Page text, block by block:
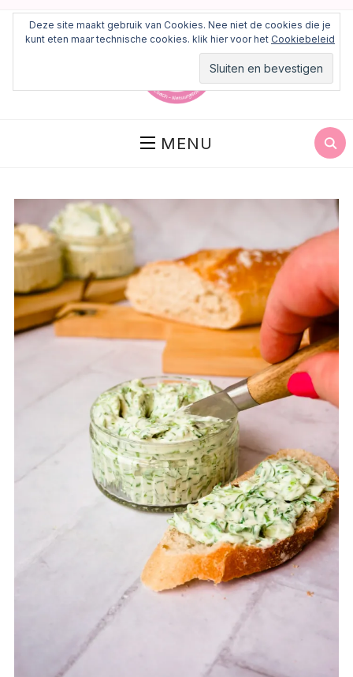
MENU
Deze site maakt gebruik van Cookies. Nee niet de cookies die je
kunt eten maar technische cookies. klik hier voor het Cookiebeleid